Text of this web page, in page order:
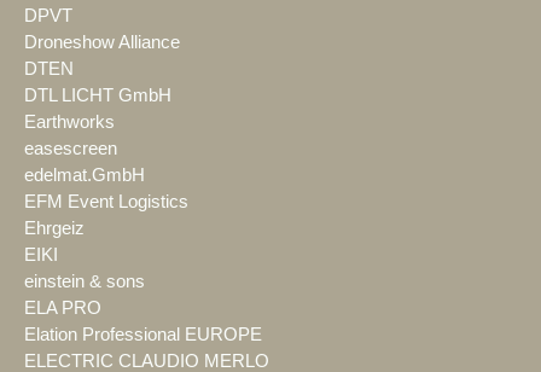
DPVT
Droneshow Alliance
DTEN
DTL LICHT GmbH
Earthworks
easescreen
edelmat.GmbH
EFM Event Logistics
Ehrgeiz
EIKI
einstein & sons
ELA PRO
Elation Professional EUROPE
ELECTRIC CLAUDIO MERLO